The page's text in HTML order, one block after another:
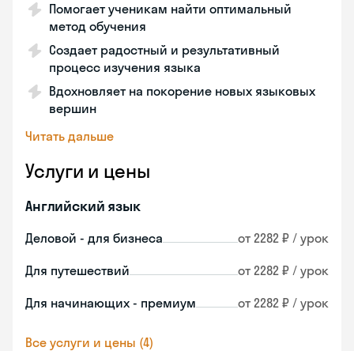
Помогает ученикам найти оптимальный
метод обучения
Создает радостный и результативный
процесс изучения языка
Вдохновляет на покорение новых языковых
вершин
Читать дальше
Услуги и цены
Английский язык
Деловой - для бизнеса от 2282 ₽ / урок
Для путешествий от 2282 ₽ / урок
Для начинающих - премиум от 2282 ₽ / урок
Все услуги и цены (4)